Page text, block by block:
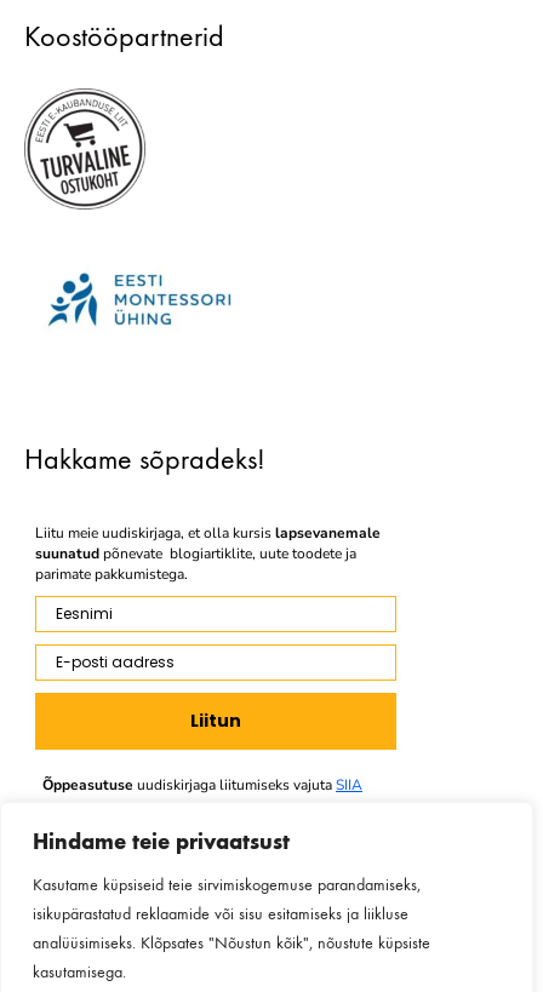
Hindame teie privaatsust
Kasutame küpsiseid teie sirvimiskogemuse parandamiseks,
isikupärastatud reklaamide või sisu esitamiseks ja liikluse
analüüsimiseks. Klõpsates "Nõustun kõik", nõustute küpsiste
kasutamisega.
Koostööpartnerid
Hakkame sõpradeks!
Liitu meie uudiskirjaga, et olla kursislapsevanemale
suunatudpõnevate blogiartiklite, uute toodete ja
parimate pakkumistega.
Eesnimi
E-posti aadress
Liitun
Õppeasutuse uudiskirjaga liitumiseks vajutaSIIA
FacebookInstagram
Youtube